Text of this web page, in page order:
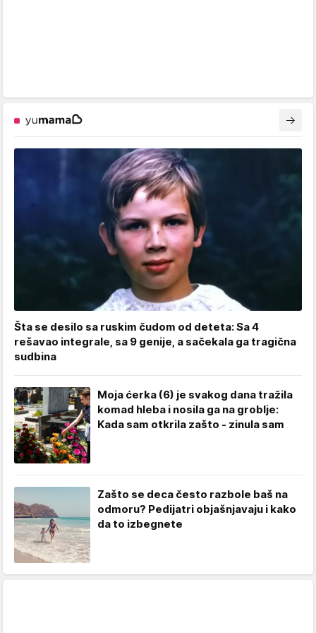
Šta se desilo sa ruskim čudom od deteta: Sa 4
rešavao integrale, sa 9 genije, a sačekala ga tragična
sudbina
Moja ćerka (6) je svakog dana tražila
komad hleba i nosila ga na groblje:
Kada sam otkrila zašto - zinula sam
Zašto se deca često razbole baš na
odmoru? Pedijatri objašnjavaju i kako
da to izbegnete